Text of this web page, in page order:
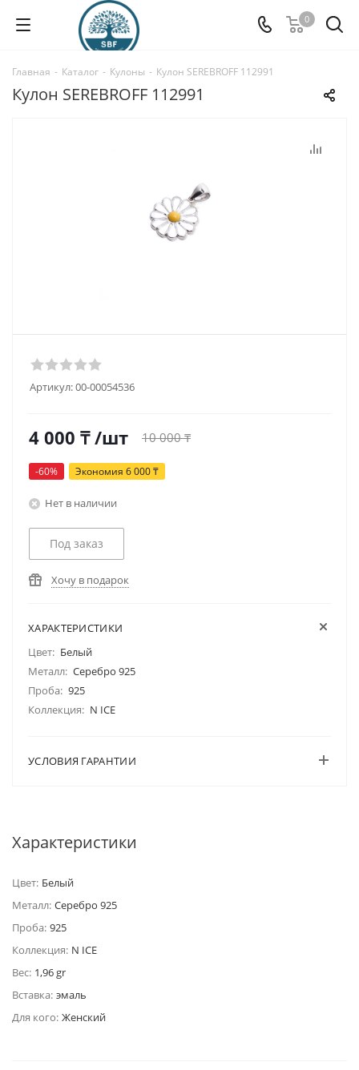
0
Главная - Каталог - Кулоны - Кулон SEREBROFF 112991
Кулон SEREBROFF 112991
Артикул:00-00054536
4 000 ₸ /шт 10 000₸
-60% Экономия 6 000₸
Нет в наличии
Под заказ
Хочу в подарок
ХАРАКТЕРИСТИКИ
Цвет: Белый
Металл: Серебро 925
Проба: 925
Коллекция: N ICE
УСЛОВИЯ ГАРАНТИИ
Характеристики
Цвет: Белый
Металл: Серебро 925
Проба: 925
Коллекция: N ICE
Вес: 1,96 gr
Вставка: эмаль
Для кого: Женский